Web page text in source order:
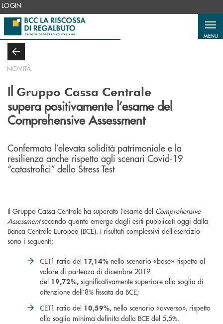
Salta al contenuto principale
LOGIN
MENU
NOVITÀ
Il Gruppo Cassa Centrale
supera positivamente l’esame del
Comprehensive Assessment
Confermata l’elevata solidità patrimoniale e la
resilienza anche rispetto agli scenari Covid-19
“catastrofici” dello Stress Test
Il Gruppo Cassa Centrale ha superato l’esame del Comprehensive
Assessmentsecondo quanto emerge dagli esiti pubblicati oggi dalla
Banca Centrale Europea (BCE). I risultati complessivi dell’esercizio
sono i seguenti:
CET1 ratio del 17,14% nello scenario «base» rispetto al
valore di partenza di dicembre 2019
del 19,72%, significativamente superiore alla soglia di
attenzione dell’8% fissata da BCE;
CET1 ratio del 10,59%, nello scenario «avverso», rispetto
alla soglia minima definita dalla BCE del 5,5%.